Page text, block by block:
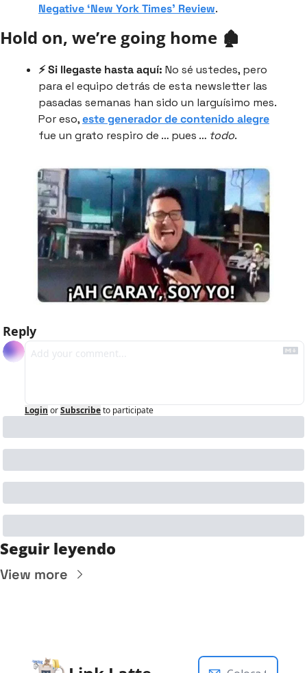
Negative ‘New York Times’ Review.
Hold on, we’re going home 🏚
⚡️ Si llegaste hasta aquí: No sé ustedes, pero
para el equipo detrás de esta newsletter las
pasadas semanas han sido un larguísimo mes.
Por eso, este generador de contenido alegre
fue un grato respiro de … pues … todo.
Reply
Login orSubscribeto participate
Seguir leyendo
View more